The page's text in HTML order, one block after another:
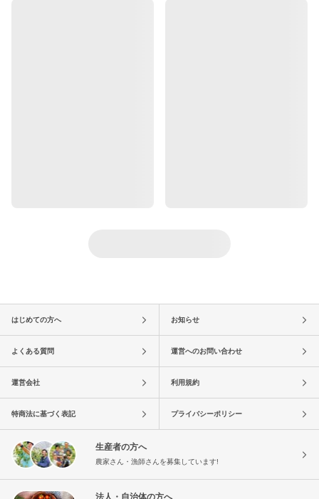
はじめての方へ お知らせ
よくある質問 運営へのお問い合わせ
運営会社 利用規約
特商法に基づく表記 プライバシーポリシー
生産者の方へ
農家さん・漁師さんを募集しています!
法人・自治体の方へ